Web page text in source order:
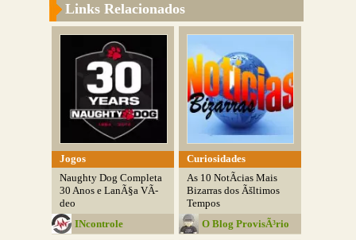
Links Relacionados
Jogos
Naughty Dog Completa
30 Anos e LanÃ§a VÃ­
deo
INcontrole
Curiosidades
As 10 NotÃ­cias Mais
Bizarras dos Ãšltimos
Tempos
O Blog ProvisÃ³rio